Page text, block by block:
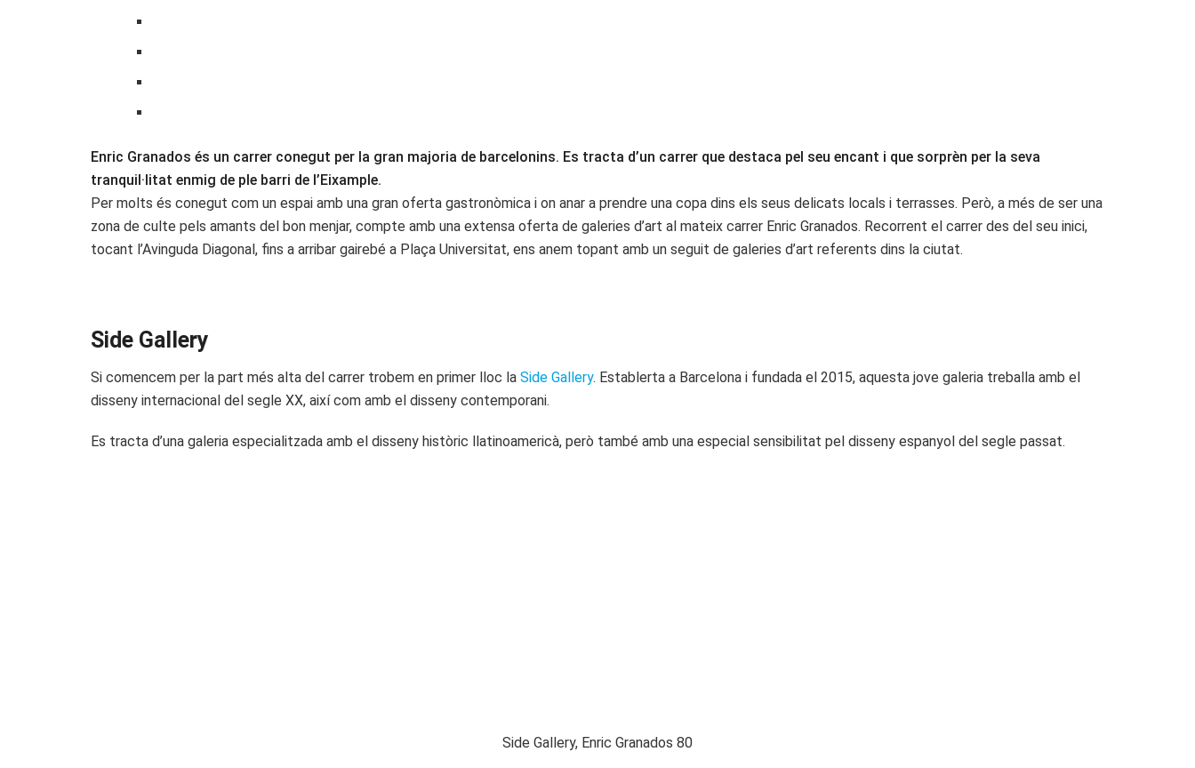
Enric Granados és un carrer conegut per la gran majoria de barcelonins. Es tracta d’un carrer que destaca pel seu encant i que sorprèn per la seva
tranquil·litat enmig de ple barri de l’Eixample.
Per molts és conegut com un espai amb una gran oferta gastronòmica i on anar a prendre una copa dins els seus delicats locals i terrasses. Però, a més de ser una
zona de culte pels amants del bon menjar, compte amb una extensa oferta de galeries d’art al mateix carrer Enric Granados. Recorrent el carrer des del seu inici,
tocant l’Avinguda Diagonal, fins a arribar gairebé a Plaça Universitat, ens anem topant amb un seguit de galeries d’art referents dins la ciutat.
Side Gallery
Si comencem per la part més alta del carrer trobem en primer lloc la Side Gallery. Establerta a Barcelona i fundada el 2015, aquesta jove galeria treballa amb el
disseny internacional del segle XX, així com amb el disseny contemporani.
Es tracta d’una galeria especialitzada amb el disseny històric llatinoamericà, però també amb una especial sensibilitat pel disseny espanyol del segle passat.
Side Gallery, Enric Granados 80